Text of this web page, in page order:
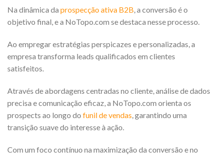
Na dinâmica da prospecção ativa B2B, a conversão é o
objetivo final, e a NoTopo.com se destaca nesse processo.
Ao empregar estratégias perspicazes e personalizadas, a
empresa transforma leads qualificados em clientes
satisfeitos.
Através de abordagens centradas no cliente, análise de dados
precisa e comunicação eficaz, a NoTopo.com orienta os
prospects ao longo do funil de vendas, garantindo uma
transição suave do interesse à ação.
Com um foco contínuo na maximização da conversão e no